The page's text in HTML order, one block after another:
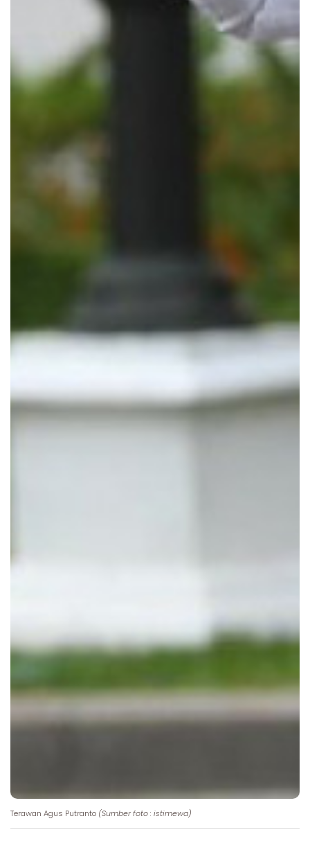
Terawan Agus Putranto (Sumber foto : istimewa)